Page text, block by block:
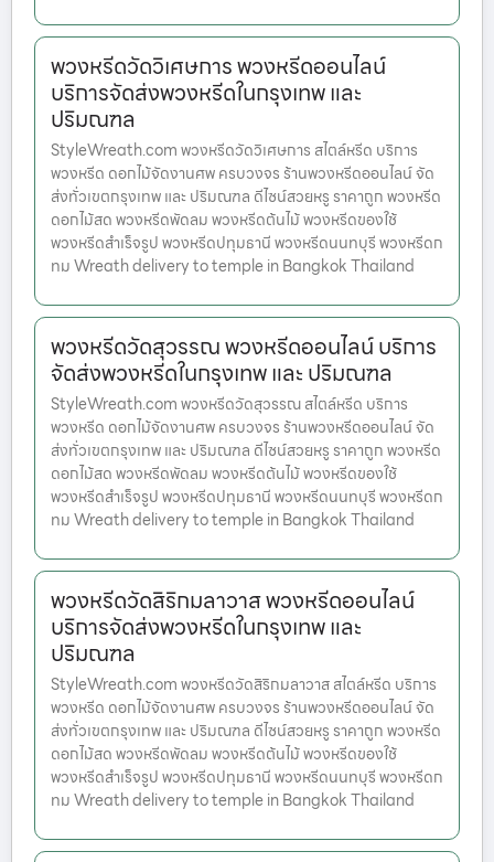
พวงหรีดวัดวิเศษการ พวงหรีดออนไลน์
บริการจัดส่งพวงหรีดในกรุงเทพ และ
ปริมณฑล
StyleWreath.com พวงหรีดวัดวิเศษการ สไตล์หรีด บริการ
พวงหรีด ดอกไม้จัดงานศพ ครบวงจร ร้านพวงหรีดออนไลน์ จัด
ส่งทั่วเขตกรุงเทพ และ ปริมณฑล ดีไซน์สวยหรู ราคาถูก พวงหรีด
ดอกไม้สด พวงหรีดพัดลม พวงหรีดต้นไม้ พวงหรีดของใช้
พวงหรีดสำเร็จรูป พวงหรีดปทุมธานี พวงหรีดนนทบุรี พวงหรีดก
ทม Wreath delivery to temple in Bangkok Thailand
พวงหรีดวัดสุวรรณ พวงหรีดออนไลน์ บริการ
จัดส่งพวงหรีดในกรุงเทพ และ ปริมณฑล
StyleWreath.com พวงหรีดวัดสุวรรณ สไตล์หรีด บริการ
พวงหรีด ดอกไม้จัดงานศพ ครบวงจร ร้านพวงหรีดออนไลน์ จัด
ส่งทั่วเขตกรุงเทพ และ ปริมณฑล ดีไซน์สวยหรู ราคาถูก พวงหรีด
ดอกไม้สด พวงหรีดพัดลม พวงหรีดต้นไม้ พวงหรีดของใช้
พวงหรีดสำเร็จรูป พวงหรีดปทุมธานี พวงหรีดนนทบุรี พวงหรีดก
ทม Wreath delivery to temple in Bangkok Thailand
พวงหรีดวัดสิริกมลาวาส พวงหรีดออนไลน์
บริการจัดส่งพวงหรีดในกรุงเทพ และ
ปริมณฑล
StyleWreath.com พวงหรีดวัดสิริกมลาวาส สไตล์หรีด บริการ
พวงหรีด ดอกไม้จัดงานศพ ครบวงจร ร้านพวงหรีดออนไลน์ จัด
ส่งทั่วเขตกรุงเทพ และ ปริมณฑล ดีไซน์สวยหรู ราคาถูก พวงหรีด
ดอกไม้สด พวงหรีดพัดลม พวงหรีดต้นไม้ พวงหรีดของใช้
พวงหรีดสำเร็จรูป พวงหรีดปทุมธานี พวงหรีดนนทบุรี พวงหรีดก
ทม Wreath delivery to temple in Bangkok Thailand